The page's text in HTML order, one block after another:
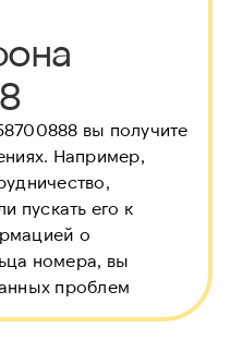
вы получите
Например,
пускать его к
о
номера, вы
проблем